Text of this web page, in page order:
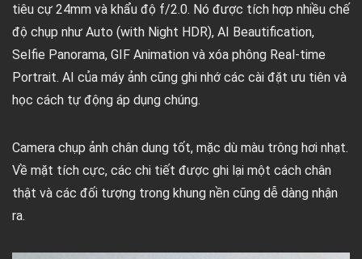
tiêu cự 24mm và khẩu độ f/2.0. Nó được tích hợp nhiều chế
độ chụp như Auto (with Night HDR), AI Beautification,
Selfie Panorama, GIF Animation và xóa phông Real-time
Portrait. AI của máy ảnh cũng ghi nhớ các cài đặt ưu tiên và
học cách tự động áp dụng chúng.
Camera chụp ảnh chân dung tốt, mặc dù màu trông hơi nhạt.
Về mặt tích cực, các chi tiết được ghi lại một cách chân
thật và các đối tượng trong khung nền cũng dễ dàng nhận
ra.